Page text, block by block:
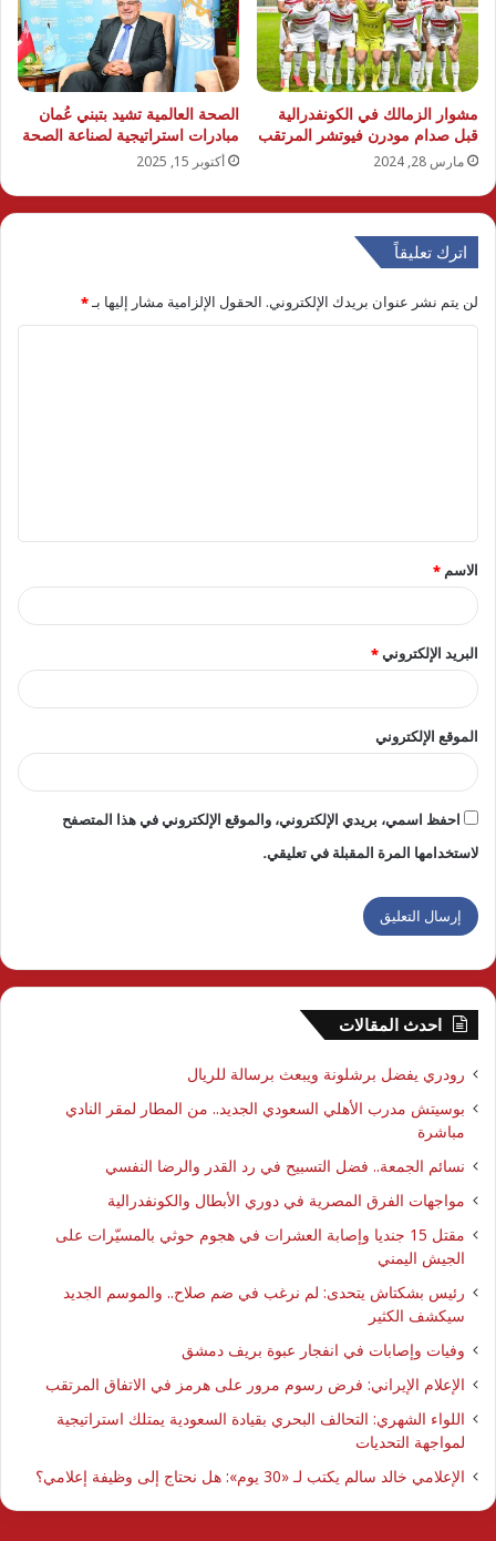
مشوار الزمالك في الكونفدرالية
قبل صدام مودرن فيوتشر المرتقب
مارس 28, 2024
الصحة العالمية تشيد بتبني عُمان
مبادرات استراتيجية لصناعة الصحة
أكتوبر 15, 2025
اترك تعليقاً
لن يتم نشر عنوان بريدك الإلكتروني. الحقول الإلزامية مشار إليها بـ*
ق
*
الاسم *
البريد الإلكتروني*
الموقع الإلكتروني
احفظ اسمي، بريدي الإلكتروني، والموقع الإلكتروني في هذا المتصفح
لاستخدامها المرة المقبلة في تعليقي.
احدث المقالات
رودري يفضل برشلونة ويبعث برسالة للريال
بوسيتش مدرب الأهلي السعودي الجديد.. من المطار لمقر النادي
مباشرة
نسائم الجمعة.. فضل التسبيح في رد القدر والرضا النفسي
مواجهات الفرق المصرية في دوري الأبطال والكونفدرالية
مقتل 15 جنديا وإصابة العشرات في هجوم حوثي بالمسيّرات على
الجيش اليمني
رئيس بشكتاش يتحدى: لم نرغب في ضم صلاح.. والموسم الجديد
سيكشف الكثير
وفيات وإصابات في انفجار عبوة بريف دمشق
الإعلام الإيراني: فرض رسوم مرور على هرمز في الاتفاق المرتقب
اللواء الشهري: التحالف البحري بقيادة السعودية يمتلك استراتيجية
لمواجهة التحديات
الإعلامي خالد سالم يكتب لـ «30 يوم»: هل نحتاج إلى وظيفة إعلامي؟